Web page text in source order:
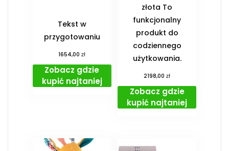
Tekst w
przygotowaniu
1654,00zł
Zobacz gdzie
kupić najtaniej
złota To
funkcjonalny
produkt do
codziennego
użytkowania.
2198,00zł
Zobacz gdzie
kupić najtaniej